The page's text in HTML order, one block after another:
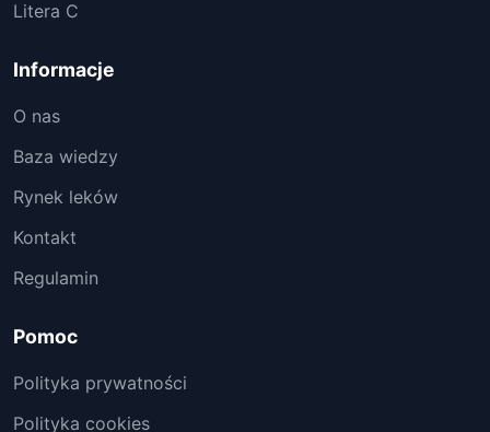
Litera C
Informacje
O nas
Baza wiedzy
Rynek leków
Kontakt
Regulamin
Pomoc
Polityka prywatności
Polityka cookies